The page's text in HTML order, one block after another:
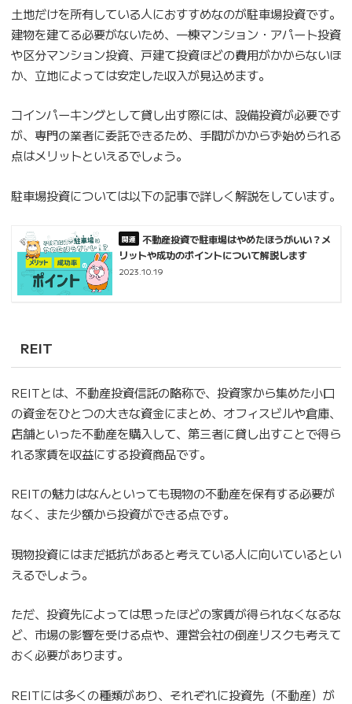
土地だけを所有している人におすすめなのが駐車場投資です。
建物を建てる必要がないため、一棟マンション・アパート投資
や区分マンション投資、戸建て投資ほどの費用がかからないほ
か、立地によっては安定した収入が見込めます。
コインパーキングとして貸し出す際には、設備投資が必要です
が、専門の業者に委託できるため、手間がかからず始められる
点はメリットといえるでしょう。
駐車場投資については以下の記事で詳しく解説をしています。
不動産投資で駐車場はやめたほうがいい？メ
リットや成功のポイントについて解説します
2023.10.19
REIT
REITとは、不動産投資信託の略称で、投資家から集めた小口
の資金をひとつの大きな資金にまとめ、オフィスビルや倉庫、
店舗といった不動産を購入して、第三者に貸し出すことで得ら
れる家賃を収益にする投資商品です。
REITの魅力はなんといっても現物の不動産を保有する必要が
なく、また少額から投資ができる点です。
現物投資にはまだ抵抗があると考えている人に向いているとい
えるでしょう。
ただ、投資先によっては思ったほどの家賃が得られなくなるな
ど、市場の影響を受ける点や、運営会社の倒産リスクも考えて
おく必要があります。
REITには多くの種類があり、それぞれに投資先（不動産）が